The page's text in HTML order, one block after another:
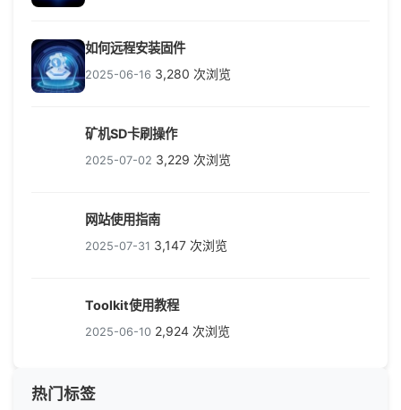
如何远程安装固件
2025-06-16 3,280 次浏览
矿机SD卡刷操作
2025-07-02 3,229 次浏览
网站使用指南
2025-07-31 3,147 次浏览
Toolkit使用教程
2025-06-10 2,924 次浏览
热门标签